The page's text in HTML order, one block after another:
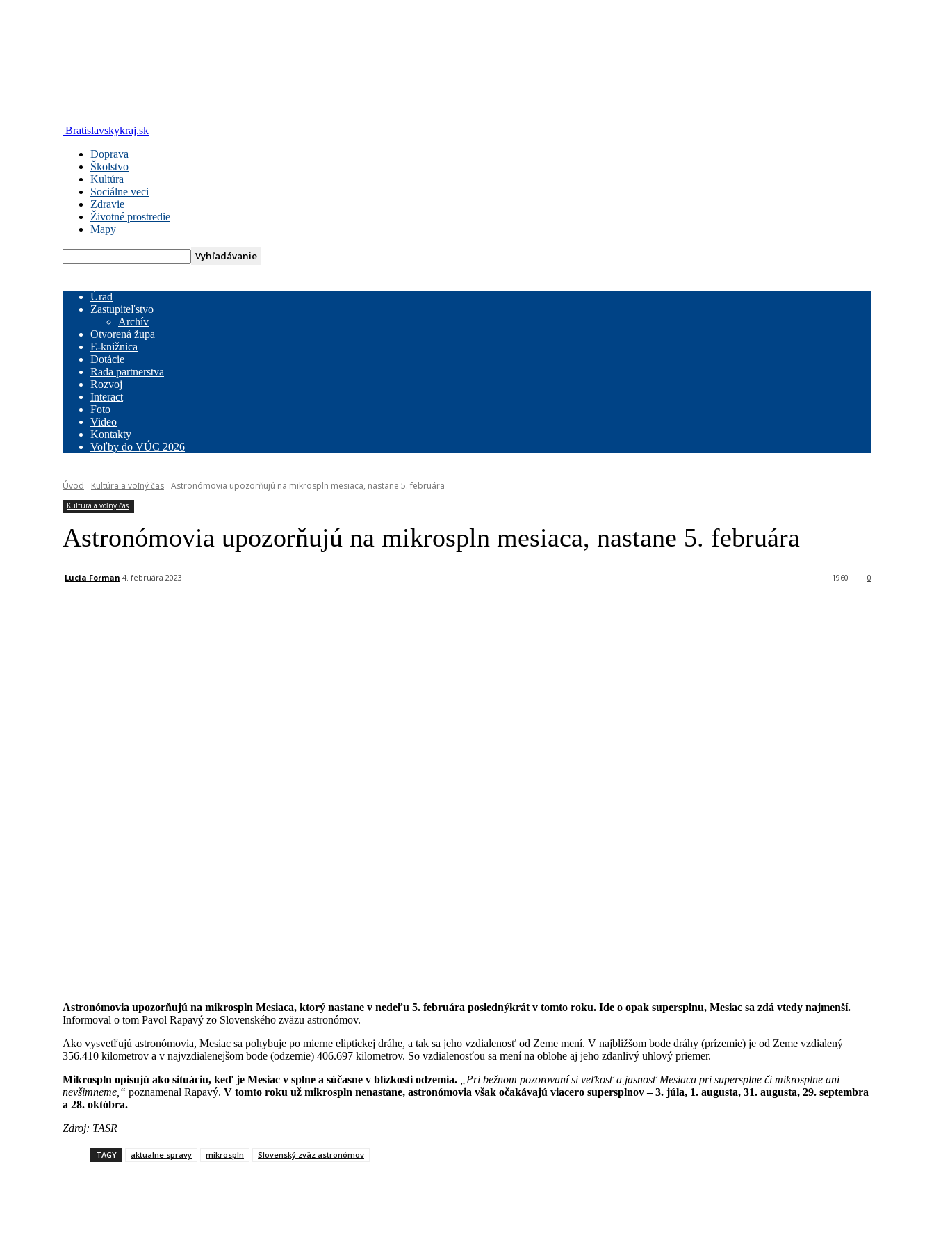
Bratislavskykraj.sk
Doprava
Školstvo
Kultúra
Sociálne veci
Zdravie
Životné prostredie
Mapy
Úrad
Zastupiteľstvo
Archív
Otvorená župa
E-knižnica
Dotácie
Rada partnerstva
Rozvoj
Interact
Foto
Video
Kontakty
Voľby do VÚC 2026
Úvod Kultúra a voľný čas Astronómovia upozorňujú na mikrospln mesiaca, nastane 5. februára
Kultúra a voľný čas
Astronómovia upozorňujú na mikrospln mesiaca, nastane 5. februára
Lucia Forman 4. februára 2023 0
1960
Astronómovia upozorňujú na mikrospln Mesiaca, ktorý nastane v nedeľu 5. februára poslednýkrát v tomto roku. Ide o opak supersplnu, Mesiac sa zdá vtedy najmenší.
Informoval o tom Pavol Rapavý zo Slovenského zväzu astronómov.
Ako vysvetľujú astronómovia, Mesiac sa pohybuje po mierne eliptickej dráhe, a tak sa jeho vzdialenosť od Zeme mení. V najbližšom bode dráhy (prízemie) je od Zeme vzdialený
356.410 kilometrov a v najvzdialenejšom bode (odzemie) 406.697 kilometrov. So vzdialenosťou sa mení na oblohe aj jeho zdanlivý uhlový priemer.
Mikrospln opisujú ako situáciu, keď je Mesiac v splne a súčasne v blízkosti odzemia.
„Pri bežnom pozorovaní si veľkosť a jasnosť Mesiaca pri supersplne či mikrosplne ani
nevšimneme,“ poznamenal Rapavý. V tomto roku už mikrospln nenastane, astronómovia však očakávajú viacero supersplnov – 3. júla, 1. augusta, 31. augusta, 29. septembra
a 28. októbra.
Zdroj: TASR
TAGY aktualne spravy mikrospln Slovenský zväz astronómov